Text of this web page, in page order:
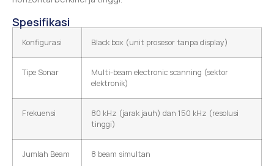
Spesifikasi
Konfigurasi Black box (unit prosesor tanpa display)
Tipe Sonar
Multi-beam electronic scanning (sektor
elektronik)
Frekuensi
80 kHz (jarak jauh) dan 150 kHz (resolusi
tinggi)
Jumlah Beam 8 beam simultan